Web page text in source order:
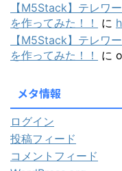
【M5Stack】テレワ
を作ってみた！！
に
【M5Stack】テレワ
を作ってみた！！
に
メタ情報
ログイン
投稿フィード
コメントフィード